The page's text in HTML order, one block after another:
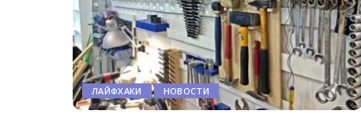
ЛАЙФХАКИ НОВОСТИ